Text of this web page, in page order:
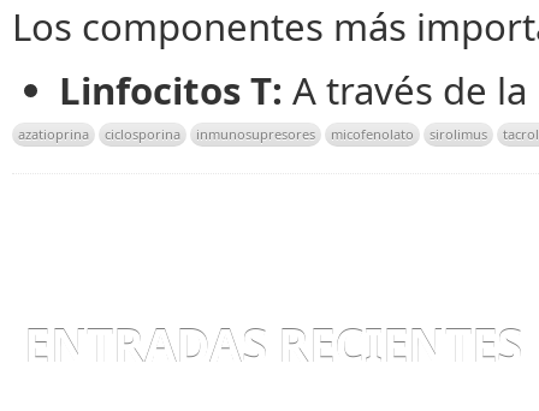
Los componentes más
Linfocitos T: A través de
azatioprina ciclosporina inmunosupresores micofenolato sirolimus
ENTRADAS RECIENTES